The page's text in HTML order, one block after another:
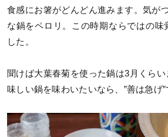
食感にお箸がどんどん進みます。気が
な鍋をペロリ。この時期ならではの味
した。
聞けば大葉春菊を使った鍋は3月くら
味しい鍋を味わいたいなら、”善は急げ